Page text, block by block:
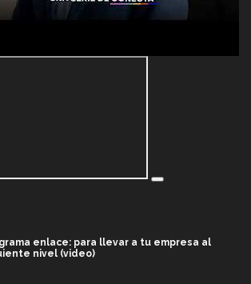
enlace: para llevar a tu empresa al
nivel (video)